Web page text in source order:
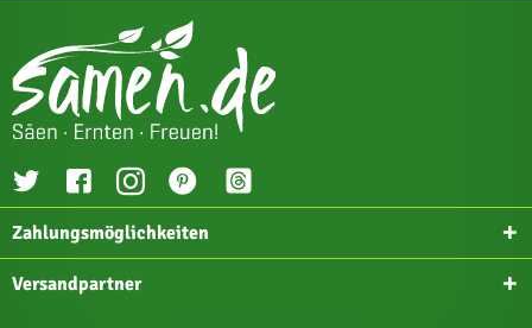
Zahlungsmöglichkeiten
Versandpartner